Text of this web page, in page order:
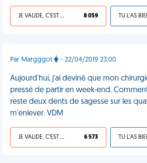
JE VALIDE, C'EST UNE VDM 8 059
Par Margggot - 22/04/2019 23:00
Aujourd'hui, j’ai deviné que mon
pressé de partir en week-end.
reste deux dents de sagesse sur les
m'enlever. VDM
JE VALIDE, C'EST UNE VDM 6 573